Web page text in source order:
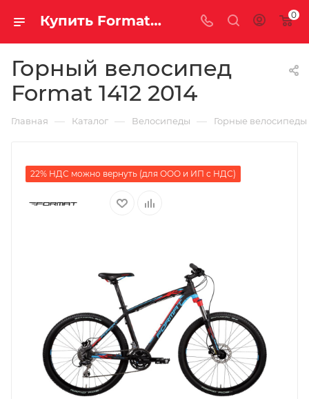
Купить Format 1412 2014 за рублей, а со скидкой 0
Горный велосипед
Format 1412 2014
Главная — Каталог — Велосипеды — Горные велосипеды
22% НДС можно вернуть (для ООО и ИП с НДС)